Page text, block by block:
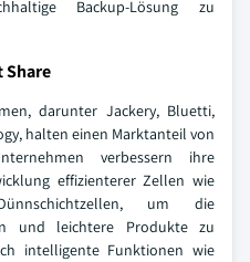
Backup-Lösung zu
Share
darunter Jackery, Bluetti,
halten einen Marktanteil von
verbessern ihre
effizienterer Zellen wie
um die
und leichtere Produkte zu
intelligente Funktionen wie